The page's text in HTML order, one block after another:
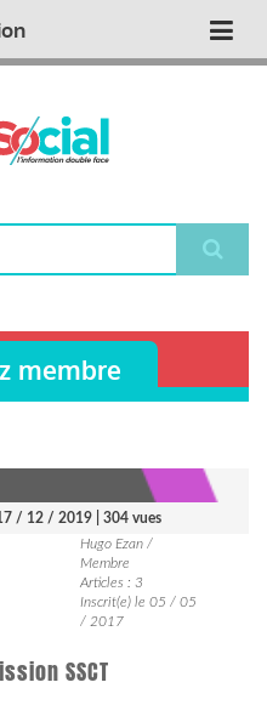
membre
/ 12 / 2019 | 304 vues
Hugo Ezan /
Membre
Articles : 3
Inscrit(e) le 05 / 05
/ 2017
SSCT